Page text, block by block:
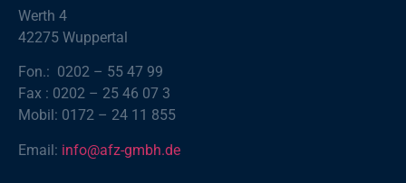
Werth 4
42275 Wuppertal
Fon.: 0202 – 55 47 99
Fax : 0202 – 25 46 07 3
Mobil: 0172 – 24 11 855
Email: info@afz-gmbh.de